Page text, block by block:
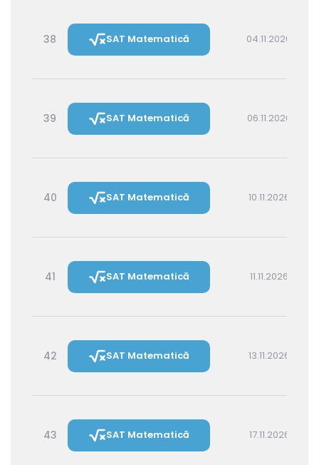
38 SAT Matematică 04.11.2026 14:30
39 SAT Matematică 06.11.2026 16:00
40 SAT Matematică 10.11.2026 16:00
41 SAT Matematică 11.11.2026 14:30
42 SAT Matematică 13.11.2026 16:00
43 SAT Matematică 17.11.2026 16:00